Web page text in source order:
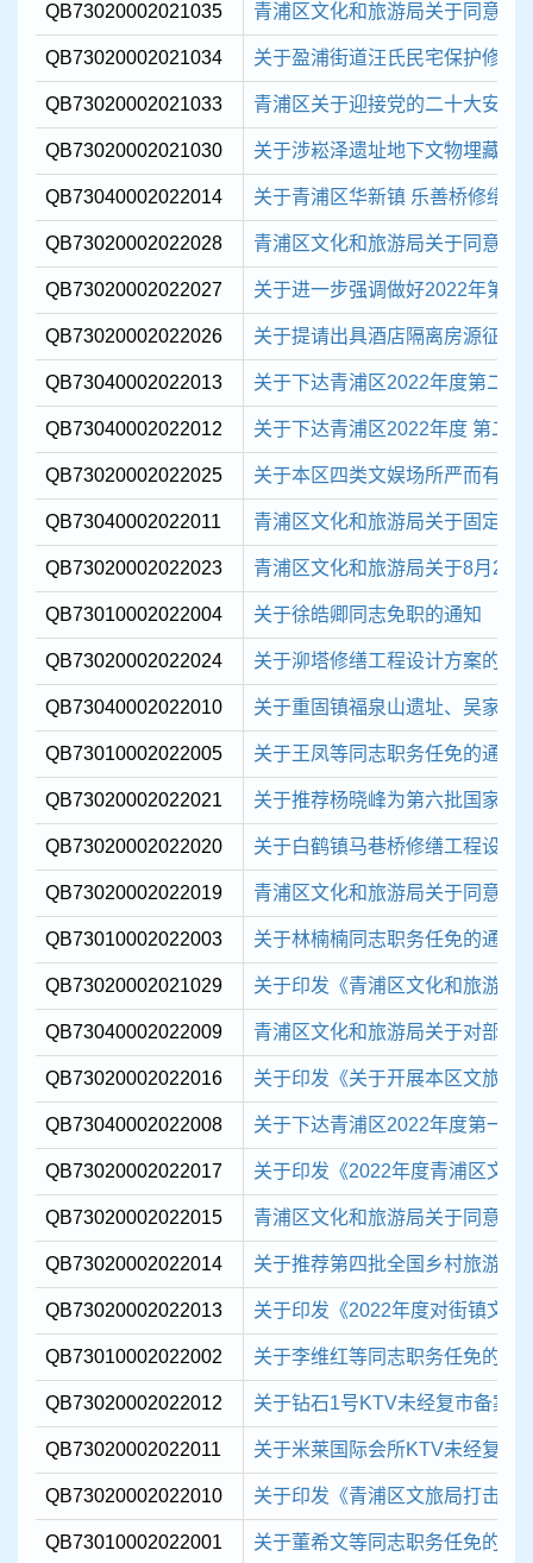
QB73020002021035 青浦区文化和旅游局关于同意成
QB73020002021034 关于盈浦街道汪氏民宅保护修缮
QB73020002021033 青浦区关于迎接党的二十大安全
QB73020002021030 关于涉崧泽遗址地下文物埋藏区
QB73040002022014 关于青浦区华新镇 乐善桥修缮工
QB73020002022028 青浦区文化和旅游局关于同意成
QB73020002022027 关于进一步强调做好2022年第11
QB73020002022026 关于提请出具酒店隔离房源征用
QB73040002022013 关于下达青浦区2022年度第二批
QB73040002022012 关于下达青浦区2022年度 第二
QB73020002022025 关于本区四类文娱场所严而有序
QB73040002022011 青浦区文化和旅游局关于固定资
QB73020002022023 青浦区文化和旅游局关于8月23
QB73010002022004 关于徐皓卿同志免职的通知
QB73020002022024 关于泖塔修缮工程设计方案的请
QB73040002022010 关于重固镇福泉山遗址、吴家场
QB73010002022005 关于王凤等同志职务任免的通知
QB73020002022021 关于推荐杨晓峰为第六批国家级
QB73020002022020 关于白鹤镇马巷桥修缮工程设计
QB73020002022019 青浦区文化和旅游局关于同意成
QB73010002022003 关于林楠楠同志职务任免的通知
QB73020002021029 关于印发《青浦区文化和旅游局
QB73040002022009 青浦区文化和旅游局关于对部分
QB73020002022016 关于印发《关于开展本区文旅行
QB73040002022008 关于下达青浦区2022年度第一批
QB73020002022017 关于印发《2022年度青浦区文
QB73020002022015 青浦区文化和旅游局关于同意成
QB73020002022014 关于推荐第四批全国乡村旅游重
QB73020002022013 关于印发《2022年度对街镇文
QB73010002022002 关于李维红等同志职务任免的通
QB73020002022012 关于钻石1号KTV未经复市备案
QB73020002022011 关于米莱国际会所KTV未经复市
QB73020002022010 关于印发《青浦区文旅局打击整
QB73010002022001 关于董希文等同志职务任免的通